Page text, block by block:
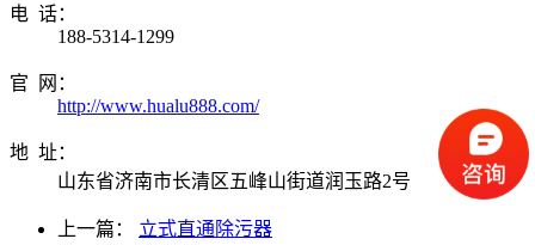
电 话：
188-5314-1299
官 网：
http://www.hualu888.com/
地 址：
山东省济南市长清区五峰山街道润玉路2号
上一篇： 立式直通除污器